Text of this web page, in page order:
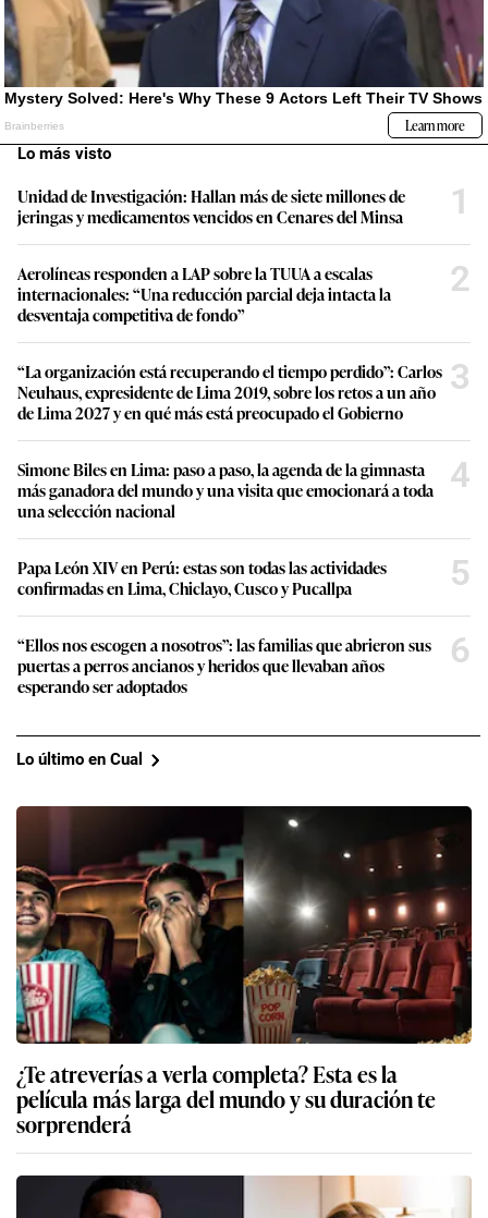
Lo más visto
Unidad de Investigación: Hallan más de siete millones de
jeringas y medicamentos vencidos en Cenares del Minsa
1
Aerolíneas responden a LAP sobre la TUUA a escalas
internacionales: “Una reducción parcial deja intacta la
desventaja competitiva de fondo”
2
“La organización está recuperando el tiempo perdido”: Carlos
Neuhaus, expresidente de Lima 2019, sobre los retos a un año
de Lima 2027 y en qué más está preocupado el Gobierno
3
Simone Biles en Lima: paso a paso, la agenda de la gimnasta
más ganadora del mundo y una visita que emocionará a toda
una selección nacional
4
Papa León XIV en Perú: estas son todas las actividades
confirmadas en Lima, Chiclayo, Cusco y Pucallpa
5
“Ellos nos escogen a nosotros”: las familias que abrieron sus
puertas a perros ancianos y heridos que llevaban años
esperando ser adoptados
6
Lo último en Cual
¿Te atreverías a verla completa? Esta es la
película más larga del mundo y su duración te
sorprenderá